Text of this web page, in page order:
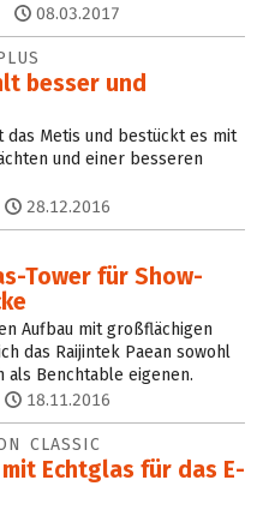
08.03.2017
besser und
das Metis und bestückt es mit
und einer besseren
28.12.2016
Tower für Show-
Aufbau mit großflächigen
das Raijintek Paean sowohl
als Benchtable eigenen.
18.11.2016
CLASSIC
Echtglas für das E-